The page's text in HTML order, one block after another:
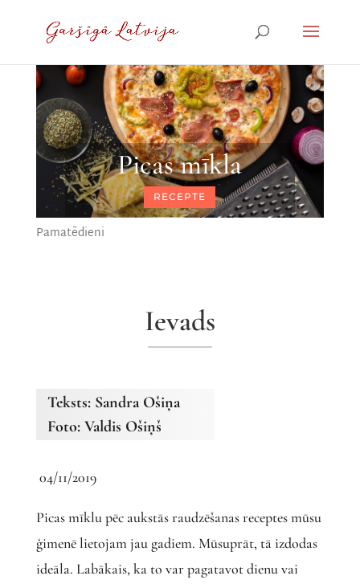
Picas mīkla
RECEPTE
Pamatēdieni
Ievads
Teksts: Sandra Ošiņa
Foto: Valdis Ošiņš
04/11/2019
Picas mīklu pēc aukstās raudzēšanas receptes mūsu
ģimenē lietojam jau gadiem. Mūsuprāt, tā izdodas
ideāla. Labākais, ka to var pagatavot dienu vai